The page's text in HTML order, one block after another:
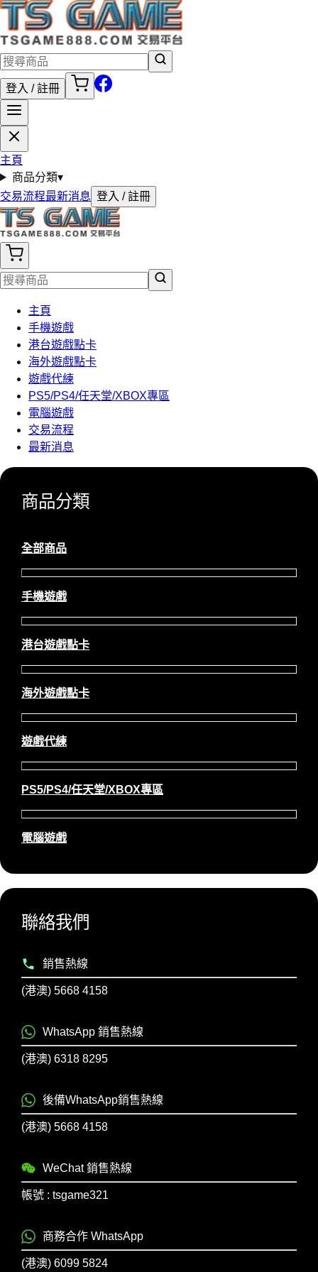
登入 / 註冊
主頁
商品分類▾
交易流程最新消息 登入 / 註冊
主頁
手機遊戲
港台遊戲點卡
海外遊戲點卡
遊戲代練
PS5/PS4/任天堂/XBOX專區
電腦遊戲
交易流程
最新消息
商品分類
全部商品
手機遊戲
港台遊戲點卡
海外遊戲點卡
遊戲代練
PS5/PS4/任天堂/XBOX專區
電腦遊戲
聯絡我們
銷售熱線
(港澳) 5668 4158
WhatsApp 銷售熱線
(港澳) 6318 8295
後備WhatsApp銷售熱線
(港澳) 5668 4158
WeChat 銷售熱線
帳號 : tsgame321
商務合作 WhatsApp
(港澳) 6099 5824